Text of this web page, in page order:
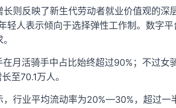
则反映了新生代劳动者就业价值观的深
轻人表示倾向于选择弹性工作制。数字平
月活骑手中占比始终超过90%；不过女
至70.1万人。
，行业平均流动率为20%—30%，超过